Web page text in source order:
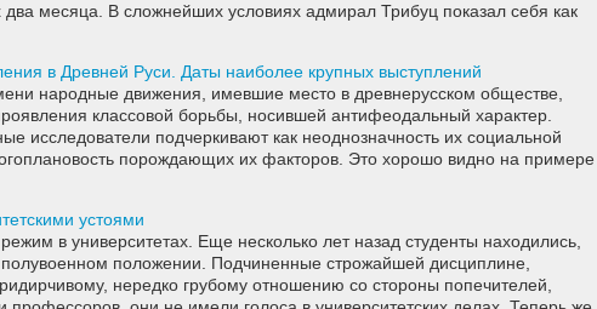
два месяца. В сложнейших условиях адмирал Трибуц показал себя как
в Древней Руси. Даты наиболее крупных выступлений
народные движения, имевшие место в древнерусском обществе,
классовой борьбы, носившей антифеодальный характер.
исследователи подчеркивают как неоднозначность их социальной
порождающих их факторов. Это хорошо видно на примере
устоями
в университетах. Еще несколько лет назад студенты находились,
полувоенном положении. Подчиненные строжайшей дисциплине,
нередко грубому отношению со стороны попечителей,